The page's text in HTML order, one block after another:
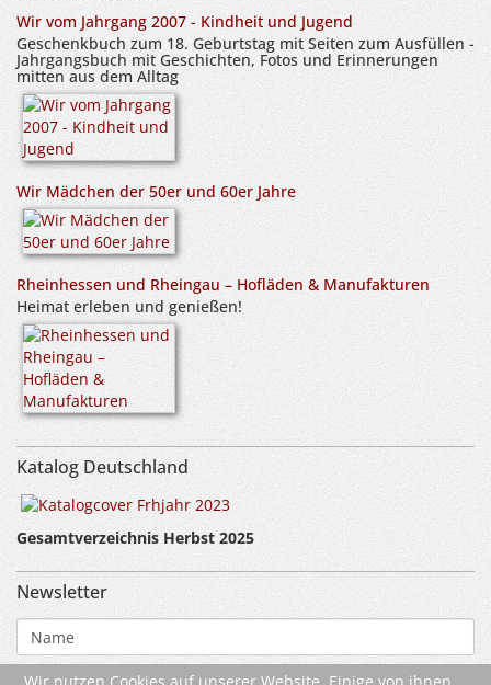
Wir vom Jahrgang 2007 - Kindheit und Jugend
Geschenkbuch zum 18. Geburtstag mit Seiten zum Ausfüllen -
Jahrgangsbuch mit Geschichten, Fotos und Erinnerungen
mitten aus dem Alltag
Wir Mädchen der 50er und 60er Jahre
Rheinhessen und Rheingau – Hofläden & Manufakturen
Heimat erleben und genießen!
Katalog Deutschland
Gesamtverzeichnis Herbst 2025
Newsletter